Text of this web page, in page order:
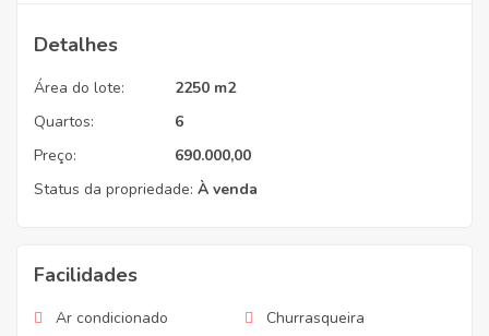
Detalhes
Área do lote:
2250 m2
Quartos:
6
Preço:
690.000,00
Status da propriedade: À venda
Facilidades
Ar condicionado Churrasqueira